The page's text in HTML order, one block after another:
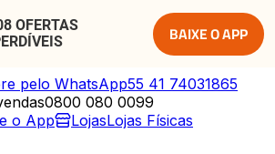
OFERTAS
BAIXE O APP
pelo WhatsApp55 41 74031865
0800 080 0099
o App LojasLojas Físicas